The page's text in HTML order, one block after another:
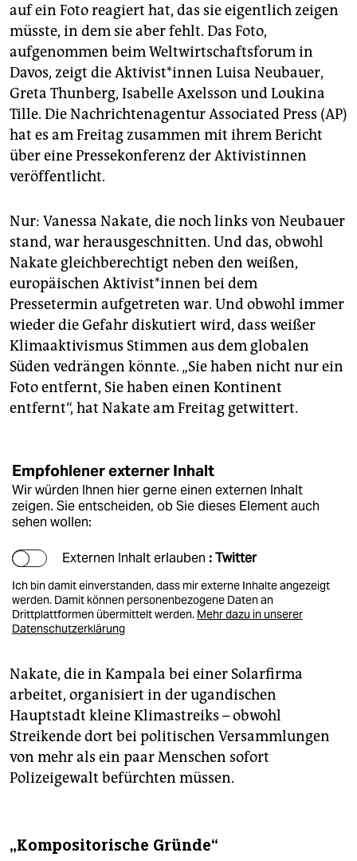
auf ein Foto reagiert hat, das sie eigentlich zeigen
müsste, in dem sie aber fehlt. Das Foto,
aufgenommen beim Weltwirtschaftsforum in
Davos, zeigt die Aktivist*innen Luisa Neubauer,
Greta Thunberg, Isabelle Axelsson und Loukina
Tille. Die Nachrichtenagentur Associated Press (AP)
hat es am Freitag zusammen mit ihrem Bericht
über eine Pressekonferenz der Aktivistinnen
veröffentlicht.
Nur: Vanessa Nakate, die noch links von Neubauer
stand, war herausgeschnitten. Und das, obwohl
Nakate gleichberechtigt neben den weißen,
europäischen Aktivist*innen bei dem
Pressetermin aufgetreten war. Und obwohl immer
wieder die Gefahr diskutiert wird, dass weißer
Klimaaktivismus Stimmen aus dem globalen
Süden vedrängen könnte. „Sie haben nicht nur ein
Foto entfernt, Sie haben einen Kontinent
entfernt“, hat Nakate am Freitag getwittert.
Empfohlener externer Inhalt
Wir würden Ihnen hier gerne einen externen Inhalt
zeigen. Sie entscheiden, ob Sie dieses Element auch
sehen wollen:
Externen Inhalt erlauben : Twitter
Ich bin damit einverstanden, dass mir externe Inhalte angezeigt
werden. Damit können personenbezogene Daten an
Drittplattformen übermittelt werden. Mehr dazu in unserer
Datenschutzerklärung
Nakate, die in Kampala bei einer Solarfirma
arbeitet, organisiert in der ugandischen
Hauptstadt kleine Klimastreiks – obwohl
Streikende dort bei politischen Versammlungen
von mehr als ein paar Menschen sofort
Polizeigewalt befürchten müssen.
„Kompositorische Gründe“